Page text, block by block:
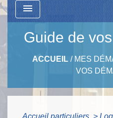
menu
Guide de
ACCUEIL/ MES
VOS